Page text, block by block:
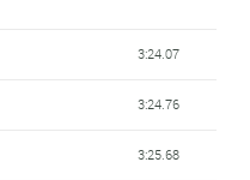
3:24.07
3:24.76
3:25.68